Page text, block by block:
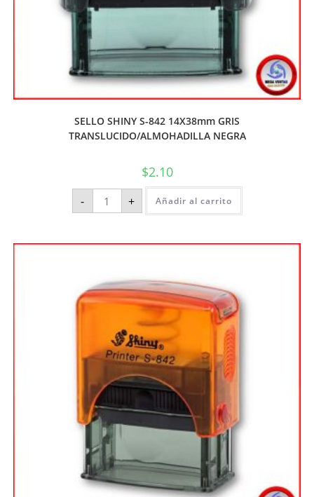
SELLO SHINY S-842 14X38mm GRIS
TRANSLUCIDO/ALMOHADILLA NEGRA
$2.10
- + Añadir al carrito